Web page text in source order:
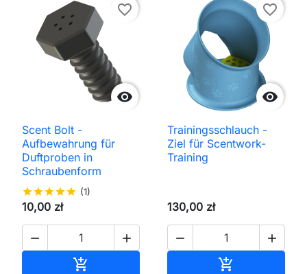

favorite_border
Scent Bolt -
Aufbewahrung für
Duftproben in
Schraubenform
starstarstarstarstar (1)
10,00 zł
 


favorite_border
Trainingsschlauch -
Ziel für Scentwork-
Training
130,00 zł
 
